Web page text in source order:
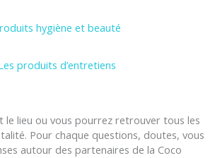
hygiène et beauté
produits d’entretiens
le lieu ou vous pourrez retrouver tous les
Pour chaque questions, doutes, vous
autour des partenaires de la Coco